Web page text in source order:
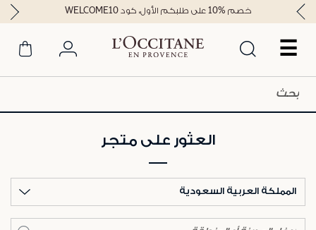
☰
خصم %10 على طلبكم الأول، كود WELCOME10
العثور على متجر
المملكة العربية السعودية